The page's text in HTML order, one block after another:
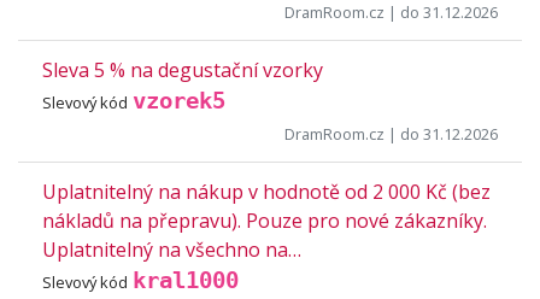
DramRoom.cz | do 31.12.2026
Sleva 5 % na degustační vzorky
Slevový kód vzorek5
DramRoom.cz | do 31.12.2026
Uplatnitelný na nákup v hodnotě od 2 000 Kč (bez
nákladů na přepravu). Pouze pro nové zákazníky.
Uplatnitelný na všechno na…
Slevový kód kral1000